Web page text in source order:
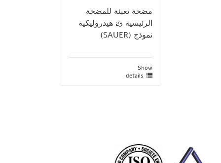
مضخة تعبئة للمضخة
الرئيسية 23 هيدروليكية
نموذج (SAUER)
Show
details